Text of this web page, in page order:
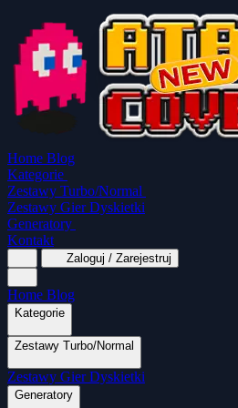
Home Blog
Kategorie
Zestawy Turbo/Normal
Zestawy Gier Dyskietki
Generatory
Kontakt
Zaloguj / Zarejestruj
Home Blog
Kategorie
Wszystkie kategorie
Zestawy Turbo/Normal
MapaSoft Turbo ROM SparkTurbo 2000
Mina Grubcio Normal
Zestawy Gier Dyskietki
Generatory